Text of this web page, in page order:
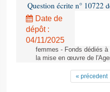
Question écrite n° 10722
Date de
dépôt :
04/11/2025
femmes - Fonds dédiés
la mise en œuvre de
« précedent